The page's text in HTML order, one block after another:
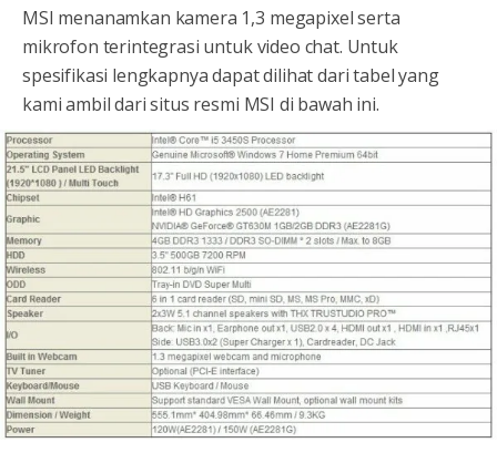
MSI menanamkan kamera 1,3 megapixel serta
mikrofon terintegrasi untuk video chat. Untuk
spesifikasi lengkapnya dapat dilihat dari tabel yang
kami ambil dari situs resmi MSI di bawah ini.